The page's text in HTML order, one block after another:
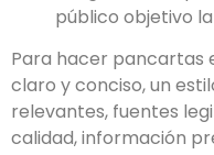
público objetivo
Para hacer pancartas
claro y conciso, un
relevantes, fuentes
calidad, información